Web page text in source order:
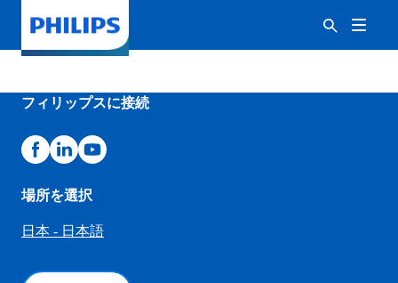
フィリップスに接続
場所を選択
日本 - 日本語